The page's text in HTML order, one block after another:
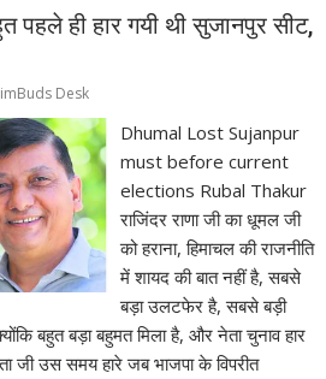
पहले ही हार गयी थी सुजानपुर सीट,
Desk
Dhumal Lost Sujanpur
must before current
elections Rubal Thakur
राजिंदर राणा जी का धूमल जी
को हराना, हिमाचल की राजनीति
में शायद की बात नहीं है, सबसे
बड़ा उलटफेर है, सबसे बड़ी
बहुत बड़ा बहुमत मिला है, और नेता चुनाव हार
जी उस समय हारे जब भाजपा के विपरीत